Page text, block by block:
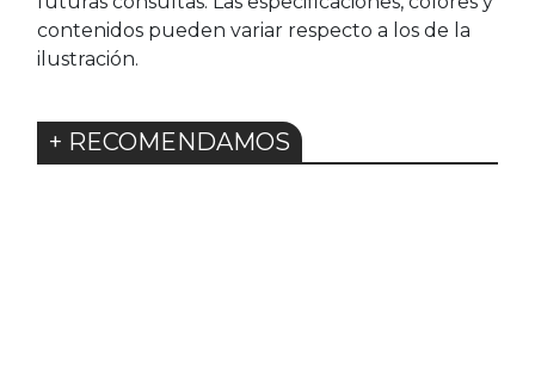
contenidos pueden variar respecto a los de la
ilustración.
+ RECOMENDAMOS